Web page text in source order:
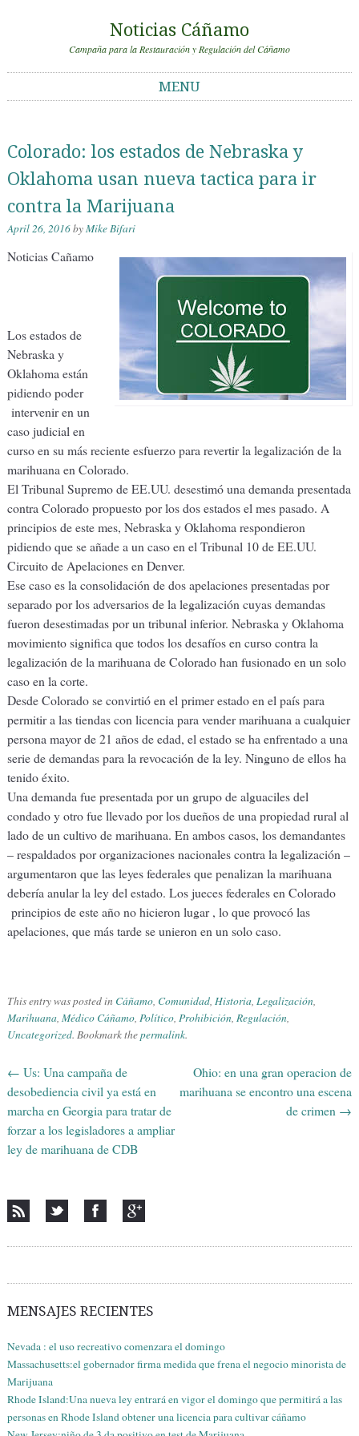
Noticias Cáñamo
Campaña para la Restauración y Regulación del Cáñamo
MENU
Colorado: los estados de Nebraska y
Oklahoma usan nueva tactica para ir
contra la Marijuana
April 26, 2016byMike Bifari
Noticias Cañamo
Los estados de
Nebraska y
Oklahoma están
pidiendo poder
intervenir en un
caso judicial en
curso en su más reciente esfuerzo para revertir la legalización de la
marihuana en Colorado.
El Tribunal Supremo de EE.UU. desestimó una demanda presentada
contra Colorado propuesto por los dos estados el mes pasado. A
principios de este mes, Nebraska y Oklahoma respondieron
pidiendo que se añade a un caso en el Tribunal 10 de EE.UU.
Circuito de Apelaciones en Denver.
Ese caso es la consolidación de dos apelaciones presentadas por
separado por los adversarios de la legalización cuyas demandas
fueron desestimadas por un tribunal inferior. Nebraska y Oklahoma
movimiento significa que todos los desafíos en curso contra la
legalización de la marihuana de Colorado han fusionado en un solo
caso en la corte.
Desde Colorado se convirtió en el primer estado en el país para
permitir a las tiendas con licencia para vender marihuana a cualquier
persona mayor de 21 años de edad, el estado se ha enfrentado a una
serie de demandas para la revocación de la ley. Ninguno de ellos ha
tenido éxito.
Una demanda fue presentada por un grupo de alguaciles del
condado y otro fue llevado por los dueños de una propiedad rural al
lado de un cultivo de marihuana. En ambos casos, los demandantes
– respaldados por organizaciones nacionales contra la legalización –
argumentaron que las leyes federales que penalizan la marihuana
debería anular la ley del estado. Los jueces federales en Colorado
principios de este año no hicieron lugar , lo que provocó las
apelaciones, que más tarde se unieron en un solo caso.
This entry was posted in Cáñamo Comunidad Historia Legalización
Marihuana Médico Cáñamo Político Prohibición Regulación
Uncategorized. Bookmark thepermalink.
Post navigation
← Us: Una campaña de
desobediencia civil ya está en
marcha en Georgia para tratar de
forzar a los legisladores a ampliar
ley de marihuana de CDB
Ohio: en una gran operacion de
marihuana se encontro una escena
de crimen →
MENSAJES RECIENTES
Nevada : el uso recreativo comenzara el domingo
Massachusetts:el gobernador firma medida que frena el negocio minorista de
Marijuana
Rhode Island:Una nueva ley entrará en vigor el domingo que permitirá a las
personas en Rhode Island obtener una licencia para cultivar cáñamo